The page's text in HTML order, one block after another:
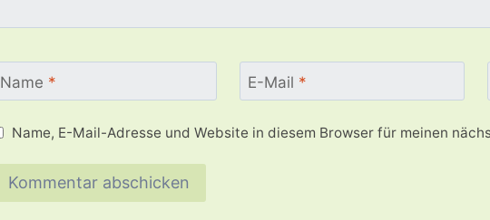
Name * E-Mail *
Name, E-Mail-Adresse und Website in diesem Browser für meinen